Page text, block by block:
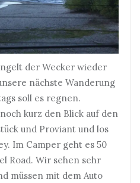
der Wecker wieder
nächste Wanderung
soll es regnen.
kurz den Blick auf den
und Proviant und los
Im Camper geht es 50
Road. Wir sehen sehr
müssen mit dem Auto